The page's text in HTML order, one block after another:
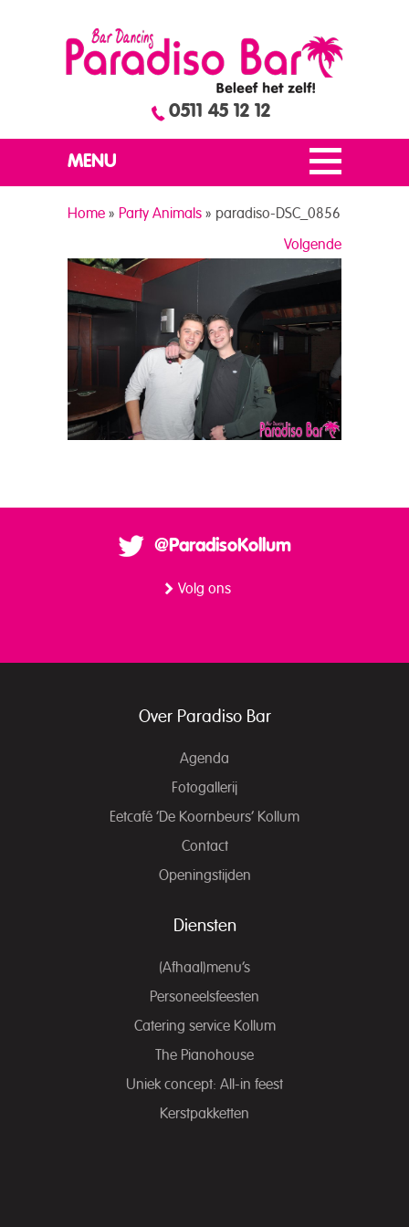
0511 45 12 12
MENU
Home » Party Animals » paradiso-DSC_0856
Volgende
@ParadisoKollum
Volg ons
Over Paradiso Bar
Agenda
Fotogallerij
Eetcafé ‘De Koornbeurs’ Kollum
Contact
Openingstijden
Diensten
(Afhaal)menu’s
Personeelsfeesten
Catering service Kollum
The Pianohouse
Uniek concept: All-in feest
Kerstpakketten